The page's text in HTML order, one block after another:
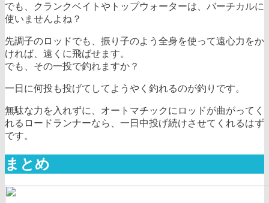
でも、クランクベイトやトップウォーターは、バーチカルに
使いませんよね？
先調子のロッドでも、振り子のよう全身を使って遠心力をか
ければ、遠くに飛ばせます。
でも、その一投で釣れますか？
一日に何投も投げてしてようやく釣れるのが釣りです。
無駄な力を入れずに、オートマチックにロッドが曲がってく
れるロードランナーなら、一日中投げ続けさせてくれるはず
です。
まとめ